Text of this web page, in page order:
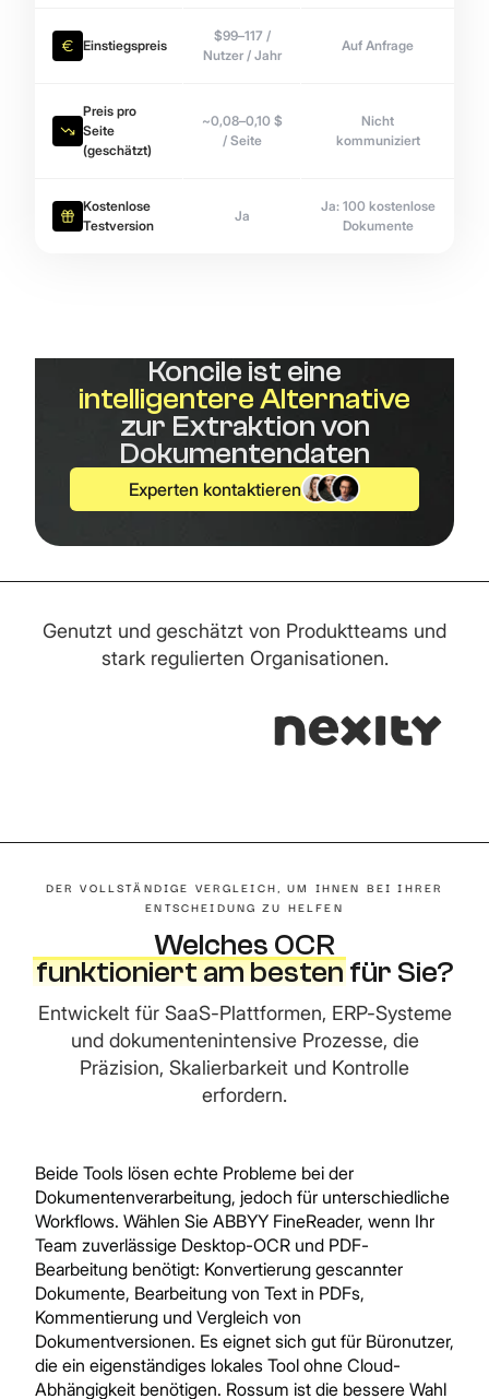
Einstiegspreis
$99–117 /
Nutzer / Jahr
Auf Anfrage
Preis pro
Seite
(geschätzt)
~0,08–0,10 $
/ Seite
Nicht
kommuniziert
Kostenlose
Testversion
Ja
Ja: 100 kostenlose
Dokumente
Koncile ist eine
intelligentere Alternative
zur Extraktion von
Dokumentendaten
Experten kontaktieren
Genutzt und geschätzt von Produktteams und
stark regulierten Organisationen.
DER VOLLSTÄNDIGE VERGLEICH, UM IHNEN BEI IHRER
ENTSCHEIDUNG ZU HELFEN
Welches OCR
funktioniert am bestenfür Sie?
Entwickelt für SaaS-Plattformen, ERP-Systeme
und dokumentenintensive Prozesse, die
Präzision, Skalierbarkeit und Kontrolle
erfordern.
Beide Tools lösen echte Probleme bei der
Dokumentenverarbeitung, jedoch für unterschiedliche
Workflows. Wählen Sie ABBYY FineReader, wenn Ihr
Team zuverlässige Desktop-OCR und PDF-
Bearbeitung benötigt: Konvertierung gescannter
Dokumente, Bearbeitung von Text in PDFs,
Kommentierung und Vergleich von
Dokumentversionen. Es eignet sich gut für Büronutzer,
die ein eigenständiges lokales Tool ohne Cloud-
Abhängigkeit benötigen. Rossum ist die bessere Wahl